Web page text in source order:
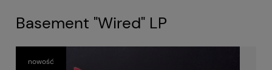
Basement "Wired" LP
nowość